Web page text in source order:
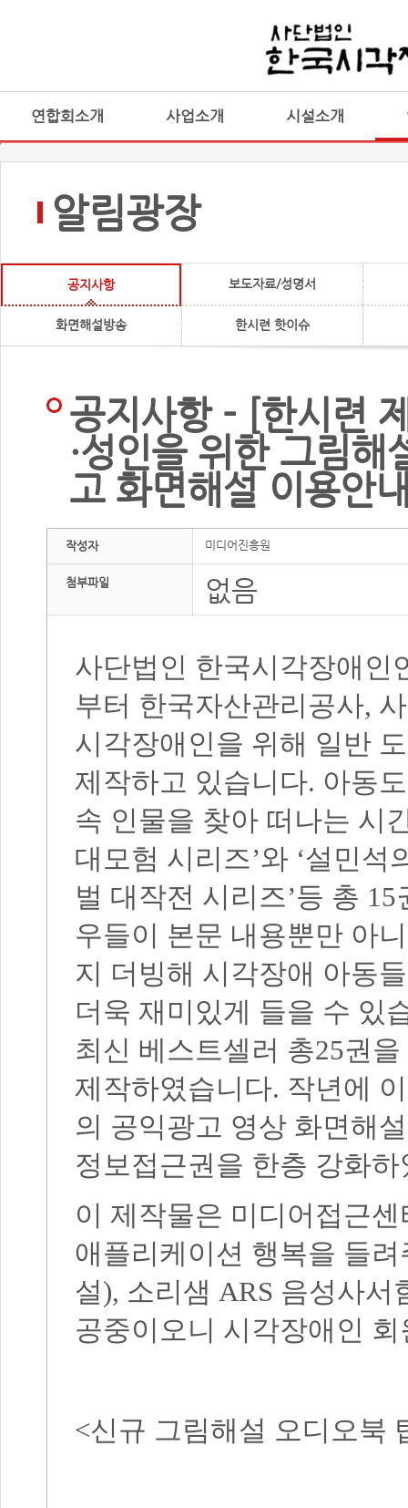
연합회소개 사업소개 시설소개
알림광장
공지사항 보도자료/성명서
화면해설방송 한시련 핫이슈
공지사항 - [한시련
·성인을 위한 그림
고 화면해설 이용안
작성자 미디어진흥원
첨부파일 없음
사단법인 한국시각장애
부터 한국자산관리공사,
시각장애인을 위해 일반
제작하고 있습니다. 아동
속 인물을 찾아 떠나는 시
대모험 시리즈’와 ‘설민석
벌 대작전 시리즈’등 총 15
우들이 본문 내용뿐만 아
지 더빙해 시각장애 아동
더욱 재미있게 들을 수 있
최신 베스트셀러 총25권
제작하였습니다. 작년에
의 공익광고 영상 화면해
정보접근권을 한층 강화
이 제작물은 미디어접근
애플리케이션 행복을 들
설), 소리샘 ARS 음성사서
공중이오니 시각장애인
<신규 그림해설 오디오북